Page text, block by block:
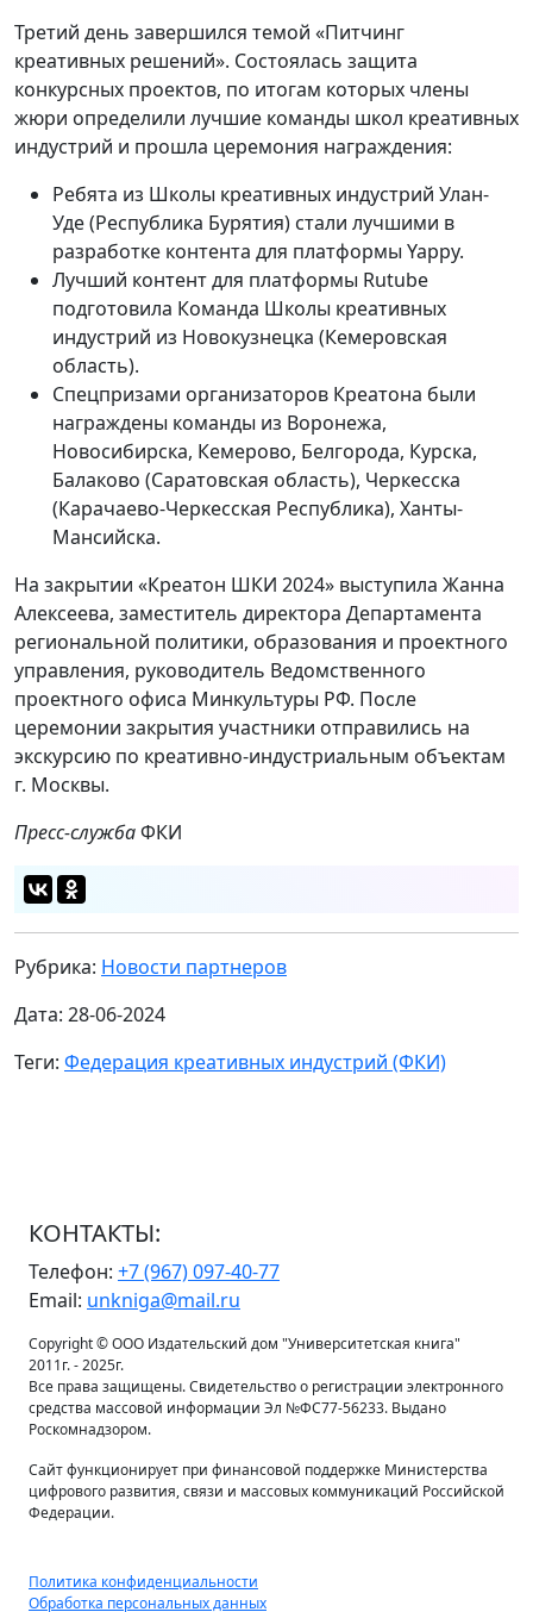
Третий день завершился темой «Питчинг
креативных решений». Состоялась защита
конкурсных проектов, по итогам которых члены
жюри определили лучшие команды школ креативных
индустрий и прошла церемония награждения:
Ребята из Школы креативных индустрий Улан-
Уде (Республика Бурятия) стали лучшими в
разработке контента для платформы Yappy.
Лучший контент для платформы Rutube
подготовила Команда Школы креативных
индустрий из Новокузнецка (Кемеровская
область).
Спецпризами организаторов Креатона были
награждены команды из Воронежа,
Новосибирска, Кемерово, Белгорода, Курска,
Балаково (Саратовская область), Черкесска
(Карачаево-Черкесская Республика), Ханты-
Мансийска.
На закрытии «Креатон ШКИ 2024» выступила Жанна
Алексеева, заместитель директора Департамента
региональной политики, образования и проектного
управления, руководитель Ведомственного
проектного офиса Минкультуры РФ. После
церемонии закрытия участники отправились на
экскурсию по креативно-индустриальным объектам
г. Москвы.
Пресс-службаФКИ
Рубрика: Новости партнеров
Дата: 28-06-2024
Теги: Федерация креативных индустрий (ФКИ)
КОНТАКТЫ:
Телефон: +7 (967) 097-40-77
Email: unkniga@mail.ru
Copyright © ООО Издательский дом "Университетская книга"
2011г. - 2025г.
Все права защищены. Свидетельство о регистрации электронного
средства массовой информации Эл №ФС77-56233. Выдано
Роскомнадзором.
Сайт функционирует при финансовой поддержке Министерства
цифрового развития, связи и массовых коммуникаций Российской
Федерации.
Политика конфиденциальности
Обработка персональных данных